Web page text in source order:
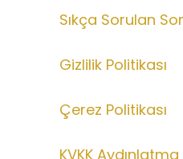
Sıkça Sorulan
Gizlilik Politikası
Çerez Politikası
KVKK